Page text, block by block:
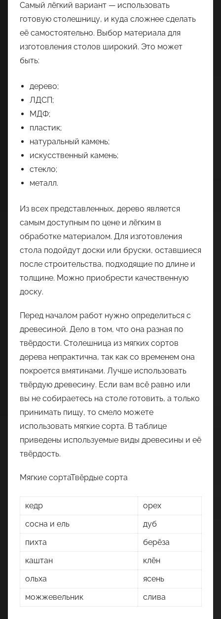
Самый лёгкий вариант — использовать
готовую столешницу, и куда сложнее сделать
её самостоятельно. Выбор материала для
изготовления столов широкий. Это может
быть:
дерево;
ЛДСП;
МДФ;
пластик;
натуральный камень;
искусственный камень;
стекло;
металл.
Из всех представленных, дерево является
самым доступным по цене и лёгким в
обработке материалом. Для изготовления
стола подойдут доски или бруски, оставшиеся
после строительства, подходящие по длине и
толщине. Можно приобрести качественную
доску.
Перед началом работ нужно определиться с
древесиной. Дело в том, что она разная по
твёрдости. Столешница из мягких сортов
дерева непрактична, так как со временем она
покроется вмятинами. Лучше использовать
твёрдую древесину. Если вам всё равно или
вы не собираетесь на столе готовить, а только
принимать пищу, то смело можете
использовать мягкие сорта. В таблице
приведены используемые виды древесины и её
твёрдость.
Мягкие сортаТвёрдые сорта
кедр
орех
сосна и ель
дуб
пихта
берёза
каштан
клён
ольха
ясень
можжевельник
слива